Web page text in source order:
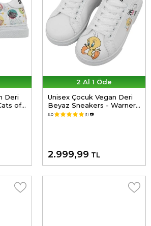
Deri
of
2 Al 1 Öde
Unisex Çocuk Vegan Deri
Beyaz Sneakers - Warner
Bros Best of Tweety and
5.0 (1) 📷
2.999,99 TL